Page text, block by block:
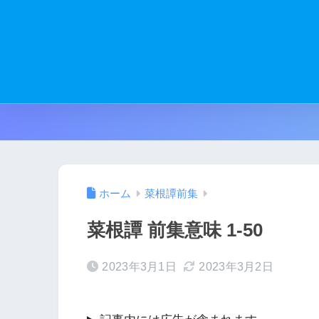
ホーム 菜根譚前集
菜根譚 前集意味 1-50
2023年3月1日 2023年3月2日